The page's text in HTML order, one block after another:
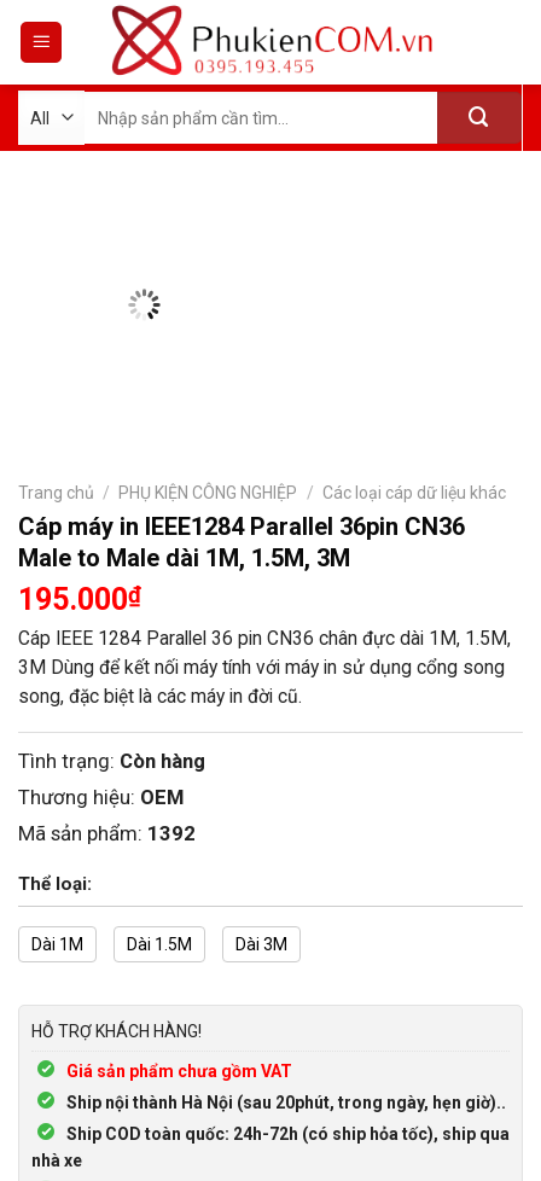
kiếm:
Trang chủ / PHỤ KIỆN CÔNG NGHIỆP / Các loại cáp dữ liệu khác
Cáp máy in IEEE1284 Parallel 36pin CN36
Male to Male dài 1M, 1.5M, 3M
195.000₫
Cáp IEEE 1284 Parallel 36 pin CN36 chân đực dài 1M, 1.5M,
3M Dùng để kết nối máy tính với máy in sử dụng cổng song
song, đặc biệt là các máy in đời cũ.
Tình trạng: Còn hàng
Thương hiệu: OEM
Mã sản phẩm: 1392
Thể loại:
Dài 1M Dài 1.5M Dài 3M
HỖ TRỢ KHÁCH HÀNG!
Giá sản phẩm chưa gồm VAT
Ship nội thành Hà Nội (sau 20phút, trong ngày, hẹn giờ)..
Ship COD toàn quốc: 24h-72h (có ship hỏa tốc), ship qua
nhà xe